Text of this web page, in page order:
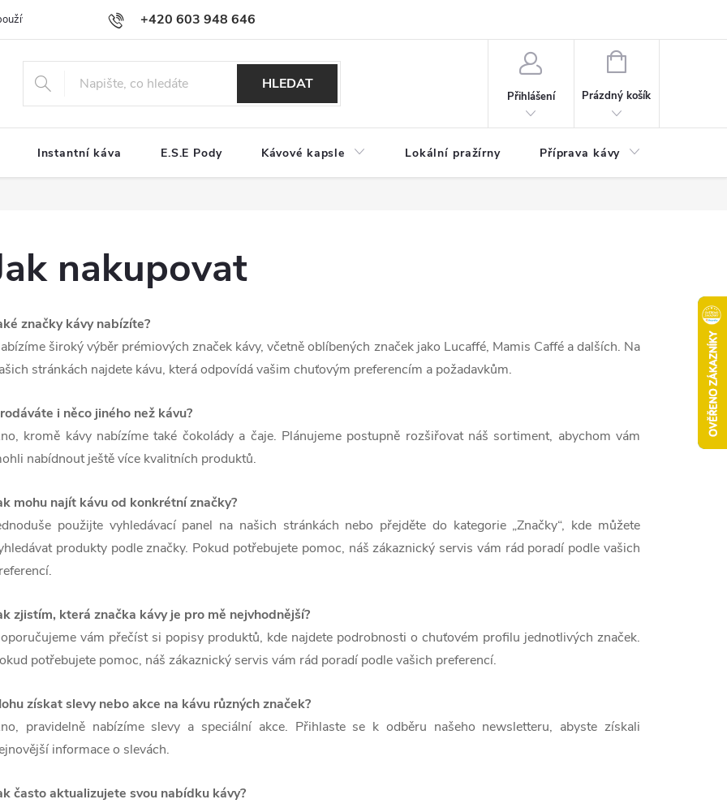
+420 603 948 646
souborů cookies Reklamační řád Jak nakupovat
HLEDAT
Přihlášení
NÁKUPNÍ
Prázdný košík
Instantní káva E.S.E Pody Kávové kapsle Lokální pražírny Příprava kávy
nakupovat
značky kávy nabízíte?
široký výběr prémiových značek kávy, včetně oblíbených značek jako Lucaffé, Mamis Caffé a dalších. Na
stránkách najdete kávu, která odpovídá vašim chuťovým preferencím a požadavkům.
i něco jiného než kávu?
kromě kávy nabízíme také čokolády a čaje. Plánujeme postupně rozšiřovat náš sortiment, abychom vám
nabídnout ještě více kvalitních produktů.
mohu najít kávu od konkrétní značky?
použijte vyhledávací panel na našich stránkách nebo přejděte do kategorie „Značky“, kde můžete
produkty podle značky. Pokud potřebujete pomoc, náš zákaznický servis vám rád poradí podle vašich
zjistím, která značka kávy je pro mě nejvhodnější?
vám přečíst si popisy produktů, kde najdete podrobnosti o chuťovém profilu jednotlivých značek.
potřebujete pomoc, náš zákaznický servis vám rád poradí podle vašich preferencí.
získat slevy nebo akce na kávu různých značek?
pravidelně nabízíme slevy a speciální akce. Přihlaste se k odběru našeho newsletteru, abyste získali
informace o slevách.
často aktualizujete svou nabídku kávy?